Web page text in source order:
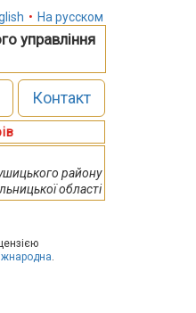
• На русском
управління
Контакт
району
області
.